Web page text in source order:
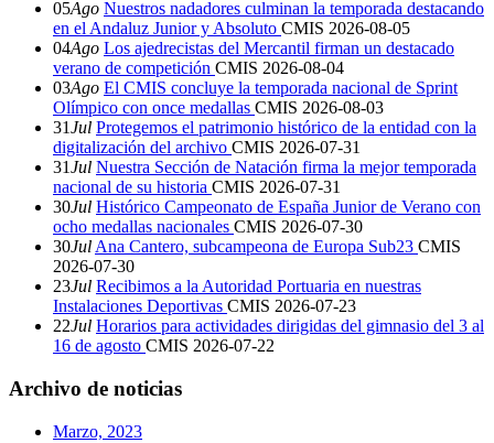
05Ago Nuestros nadadores culminan la temporada destacando
en el Andaluz Junior y Absoluto CMIS 2026-08-05
04Ago Los ajedrecistas del Mercantil firman un destacado
verano de competición CMIS 2026-08-04
03Ago El CMIS concluye la temporada nacional de Sprint
Olímpico con once medallas CMIS 2026-08-03
31Jul Protegemos el patrimonio histórico de la entidad con la
digitalización del archivo CMIS 2026-07-31
31Jul Nuestra Sección de Natación firma la mejor temporada
nacional de su historia CMIS 2026-07-31
30Jul Histórico Campeonato de España Junior de Verano con
ocho medallas nacionales CMIS 2026-07-30
30Jul Ana Cantero, subcampeona de Europa Sub23 CMIS
2026-07-30
23Jul Recibimos a la Autoridad Portuaria en nuestras
Instalaciones Deportivas CMIS 2026-07-23
22Jul Horarios para actividades dirigidas del gimnasio del 3 al
16 de agosto CMIS 2026-07-22
Archivo de noticias
Marzo, 2023